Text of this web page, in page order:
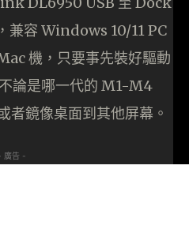
兼容 Windows 10/11 PC
機，只要事先裝好驅動
論是哪一代的 M1-M4
者鏡像桌面到其他屏幕。
廣告 -